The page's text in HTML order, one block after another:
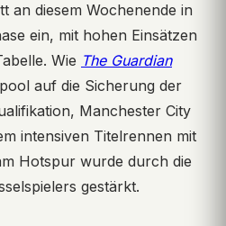
an diesem Wochenende in
ein, mit hohen Einsätzen
Wie The Guardian
auf die Sicherung der
Manchester City
intensiven Titelrennen mit
Hotspur wurde durch die
gestärkt.